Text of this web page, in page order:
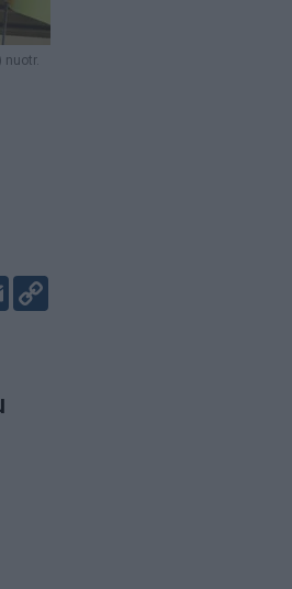
nuotr.
Email